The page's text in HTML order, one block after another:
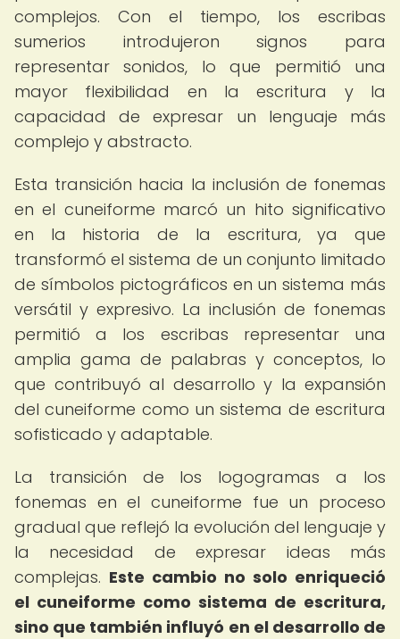
complejos. Con el tiempo, los escribas
sumerios introdujeron signos para
representar sonidos, lo que permitió una
mayor flexibilidad en la escritura y la
capacidad de expresar un lenguaje más
complejo y abstracto.
Esta transición hacia la inclusión de fonemas
en el cuneiforme marcó un hito significativo
en la historia de la escritura, ya que
transformó el sistema de un conjunto limitado
de símbolos pictográficos en un sistema más
versátil y expresivo. La inclusión de fonemas
permitió a los escribas representar una
amplia gama de palabras y conceptos, lo
que contribuyó al desarrollo y la expansión
del cuneiforme como un sistema de escritura
sofisticado y adaptable.
La transición de los logogramas a los
fonemas en el cuneiforme fue un proceso
gradual que reflejó la evolución del lenguaje y
la necesidad de expresar ideas más
complejas. Este cambio no solo enriqueció
el cuneiforme como sistema de escritura,
sino que también influyó en el desarrollo de